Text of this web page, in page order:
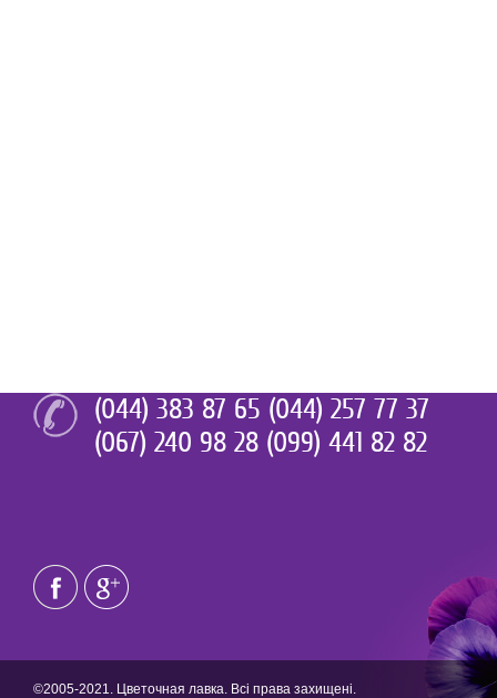
(044) 383 87 65 (044) 257 77 37
(067) 240 98 28 (099) 441 82 82
©2005-2021. Цветочная лавка. Всі права захищені.